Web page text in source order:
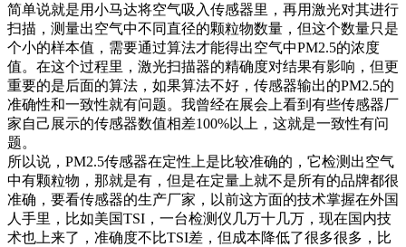
简单说就是用小马达将空气吸入传感器里，再用激光对其进行
扫描，测量出空气中不同直径的颗粒物数量，但这个数量只是
个小的样本值，需要通过算法才能得出空气中PM2.5的浓度
值。在这个过程里，激光扫描器的精确度对结果有影响，但更
重要的是后面的算法，如果算法不好，传感器输出的PM2.5的
准确性和一致性就有问题。我曾经在展会上看到有些传感器厂
家自己展示的传感器数值相差100%以上，这就是一致性有问
题。
所以说，PM2.5传感器在定性上是比较准确的，它检测出空气
中有颗粒物，那就是有，但是在定量上就不是所有的品牌都很
准确，要看传感器的生产厂家，以前这方面的技术掌握在外国
人手里，比如美国TSI，一台检测仪几万十几万，现在国内技
术也上来了，准确度不比TSI差，但成本降低了很多很多，比